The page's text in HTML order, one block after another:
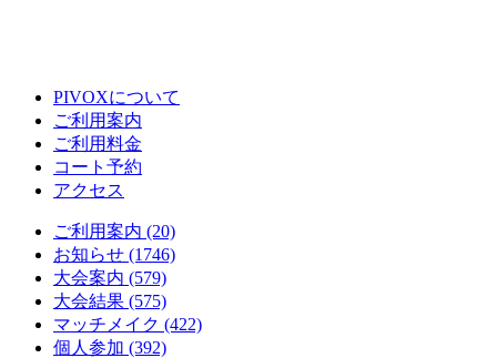
PIVOXについて
ご利用案内
ご利用料金
コート予約
アクセス
ご利用案内 (20)
お知らせ (1746)
大会案内 (579)
大会結果 (575)
マッチメイク (422)
個人参加 (392)